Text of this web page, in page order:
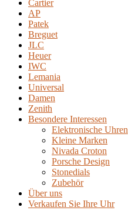
Cartier
AP
Patek
Breguet
JLC
Heuer
IWC
Lemania
Universal
Damen
Zenith
Besondere Interessen
Elektronische Uhren
Kleine Marken
Nivada Croton
Porsche Design
Stonedials
Zubehör
Über uns
Verkaufen Sie Ihre Uhr